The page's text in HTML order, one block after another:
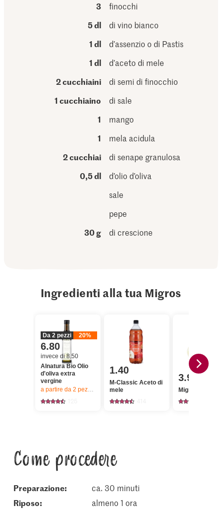
3
finocchi
5 dl
di vino bianco
1 dl
d’assenzio o di Pastis
1 dl
d’aceto di mele
2 cucchiaini
di semi di finocchio
1 cucchiaino
di sale
1
mango
1
mela acidula
2 cucchiai
di senape granulosa
0,5 dl
d’olio d’oliva
sale
pepe
30 g
di crescione
Ingredienti alla tua Migros
Da 2 pezzi 20%
6.80
invece di 8.50
Alnatura Bio Olio
d'oliva extra
vergine
a partire da 2 pezzi, Offerta valida solo dal 6.8 al 12.8.2026, fino a
1.40
M-Classic Aceto di
mele
3.95
Migros
Come procedere
Preparazione:
ca. 30 minuti
riposo:
almeno 1 ora